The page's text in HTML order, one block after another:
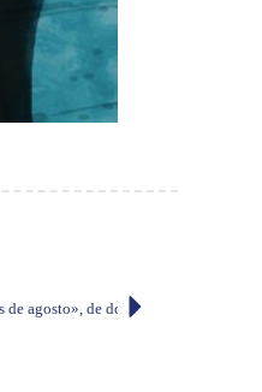
agosto», de don Carlos Arcos Cabrera